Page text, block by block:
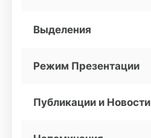
Выделения
Режим Презентации
Публикации и Новости